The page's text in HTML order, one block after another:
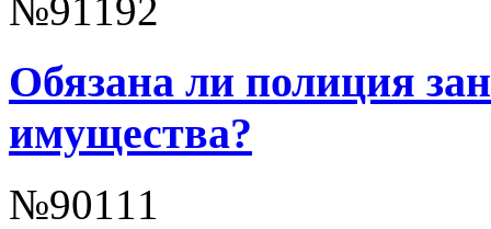
№91192
Обязана ли полиция
имущества?
№90111